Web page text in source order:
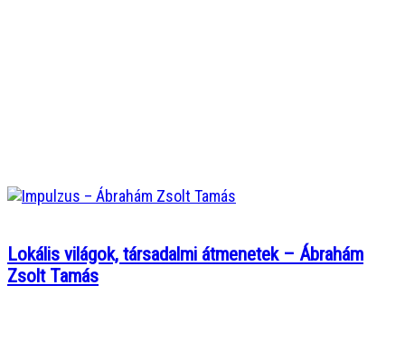
Lokális világok, társadalmi átmenetek – Ábrahám
Zsolt Tamás